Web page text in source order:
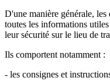
D'une manière générale,
toutes les informations
leur sécurité sur le lieu de
Ils comportent notamment :
- les consignes et